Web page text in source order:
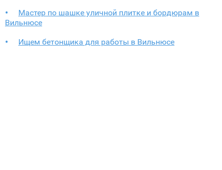
Мастер по шашке уличной плитке и бордюрам в
Вильнюсе
Ищем бетонщика для работы в Вильнюсе